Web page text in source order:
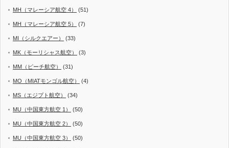
MH（マレーシア航空 4） (51)
MH（マレーシア航空 5） (7)
MI（シルクエアー） (33)
MK（モーリシャス航空） (3)
MM（ピーチ航空） (31)
MO（MIATモンゴル航空） (4)
MS（エジプト航空） (34)
MU（中国東方航空 1） (50)
MU（中国東方航空 2） (50)
MU（中国東方航空 3） (50)